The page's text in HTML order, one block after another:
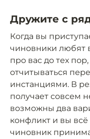
Дружите с
Когда вы
чиновники любят
про вас до тех
отчитываться
инстанциями. В
получает совсем
возможны два
конфликт и вы
чиновник